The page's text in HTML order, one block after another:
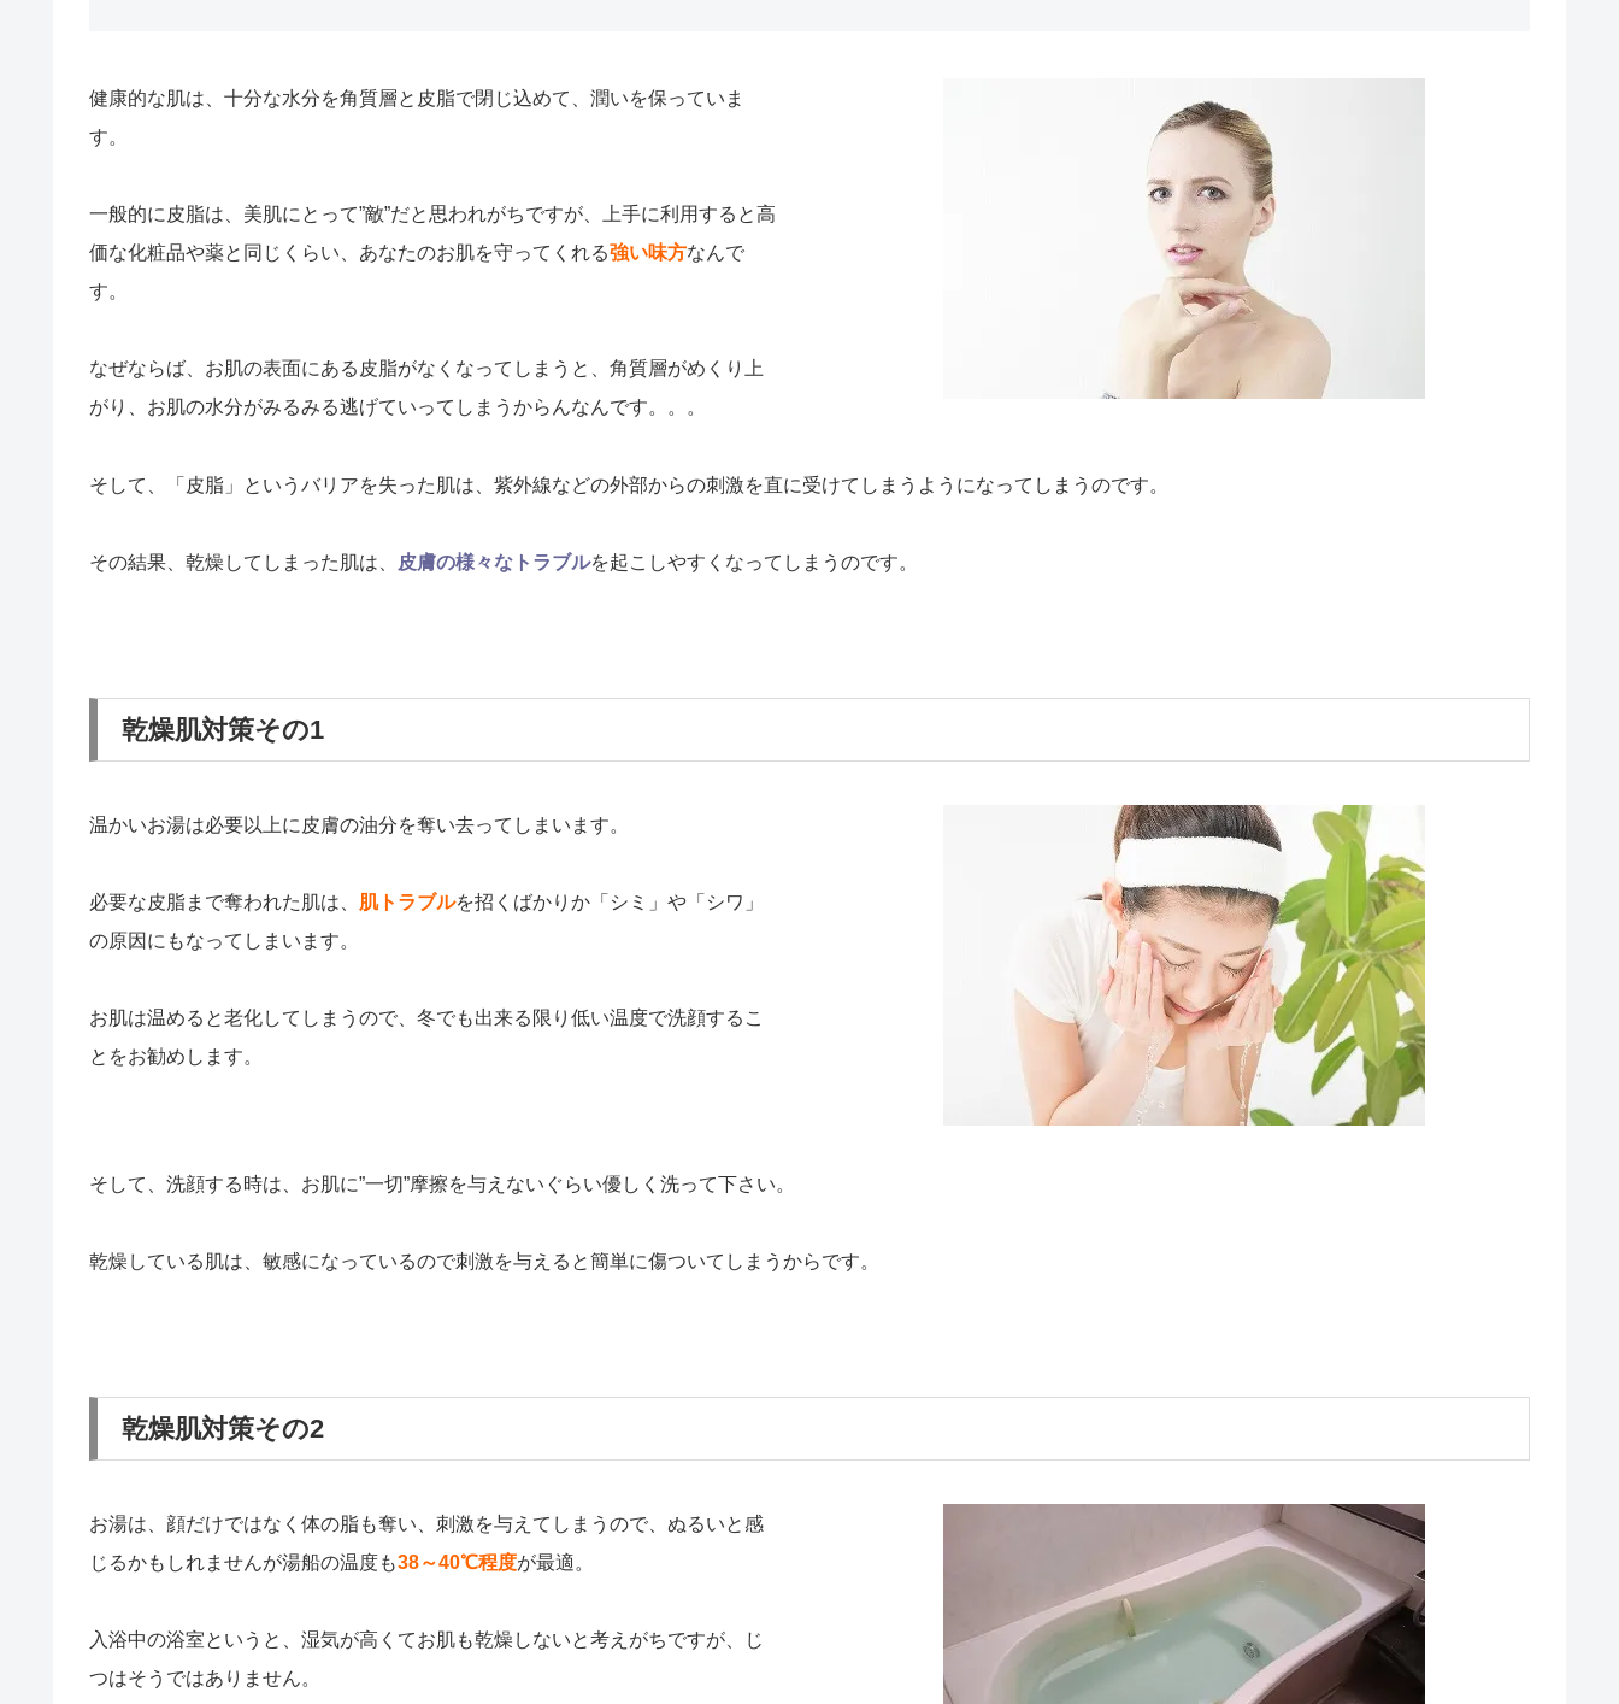
健康的な肌は、十分な水分を角質層と皮脂で閉じ込めて、潤いを保っていま
す。
一般的に皮脂は、美肌にとって”敵”だと思われがちですが、上手に利用すると高
価な化粧品や薬と同じくらい、あなたのお肌を守ってくれる強い味方なんで
す。
なぜならば、お肌の表面にある皮脂がなくなってしまうと、角質層がめくり上
がり、お肌の水分がみるみる逃げていってしまうからんなんです。。。
そして、「皮脂」というバリアを失った肌は、紫外線などの外部からの刺激を直に受けてしまうようになってしまうのです。
その結果、乾燥してしまった肌は、 皮膚の様々なトラブルを起こしやすくなってしまうのです。
乾燥肌対策その1
温かいお湯は必要以上に皮膚の油分を奪い去ってしまいます。
必要な皮脂まで奪われた肌は、 肌トラブルを招くばかりか「シミ」や「シワ」
の原因にもなってしまいます。
お肌は温めると老化してしまうので、冬でも出来る限り低い温度で洗顔するこ
とをお勧めします。
そして、洗顔する時は、お肌に”一切”摩擦を与えないぐらい優しく洗って下さい。
乾燥している肌は、敏感になっているので刺激を与えると簡単に傷ついてしまうからです。
乾燥肌対策その2
お湯は、顔だけではなく体の脂も奪い、刺激を与えてしまうので、ぬるいと感
じるかもしれませんが湯船の温度も38～40℃程度が最適。
入浴中の浴室というと、湿気が高くてお肌も乾燥しないと考えがちですが、じ
つはそうではありません。